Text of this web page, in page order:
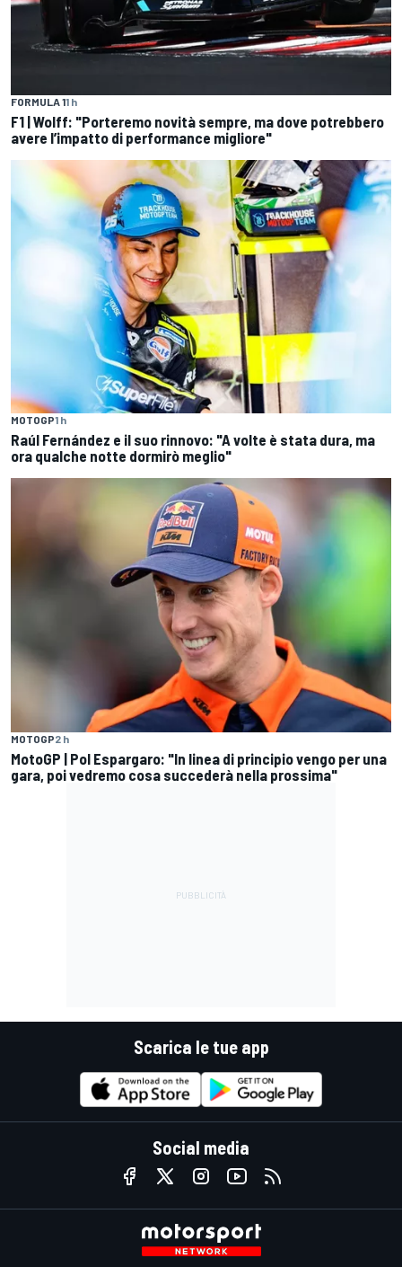
FORMULA 11 h
F1 | Wolff: "Porteremo novità sempre, ma dove potrebbero
avere l’impatto di performance migliore"
MOTOGP1 h
Raúl Fernández e il suo rinnovo: "A volte è stata dura, ma
ora qualche notte dormirò meglio"
MOTOGP2 h
MotoGP | Pol Espargaro: "In linea di principio vengo per una
gara, poi vedremo cosa succederà nella prossima"
Scarica le tue app
Social media